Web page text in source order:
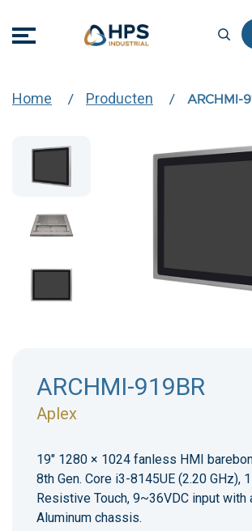
Home Producten ARCHMI-
ARCHMI-919BR
Aplex
19" 1280 × 1024 fanless HMI
8th Gen. Core i3-8145UE (2.20 GHz),
Resistive Touch, 9~36VDC input with
Aluminum chassis.